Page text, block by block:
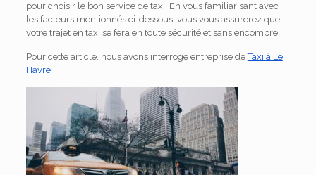
pour choisir le bon service de taxi. En vous familiarisant avec
les facteurs mentionnés ci-dessous, vous vous assurerez que
votre trajet en taxi se fera en toute sécurité et sans encombre.
Pour cette article, nous avons interrogé entreprise deTaxi à Le
Havre